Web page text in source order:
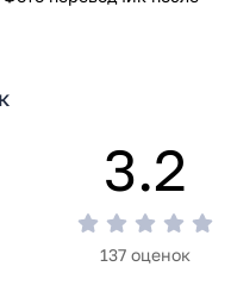
3.2
137 оценок